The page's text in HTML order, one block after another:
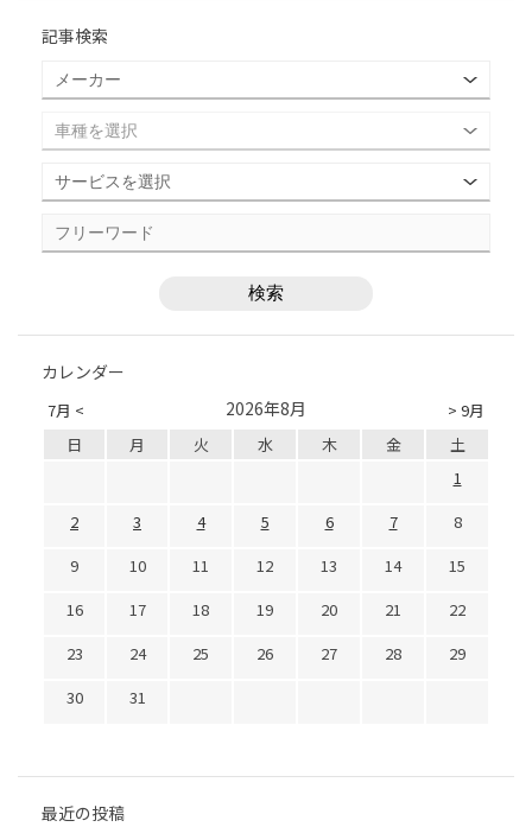
記事検索
カレンダー
7月 < > 9月
2026年8月
日 月 火 水 木 金
土
1
2
3 4 5 6 7
8
9
10 11 12 13 14
15
16
17 18 19 20 21
22
23
24 25 26 27 28
29
30
31
最近の投稿